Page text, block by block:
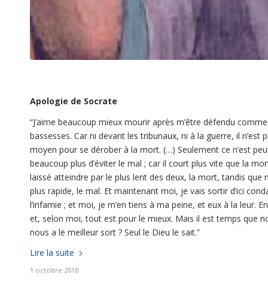
Apologie de Socrate
“J’aime beaucoup mieux mourir après m’être défendu
bassesses. Car ni devant les tribunaux, ni à la guerre, il
moyen pour se dérober à la mort. (…) Seulement ce n’est
beaucoup plus d’éviter le mal ; car il court plus vite que la
laissé atteindre par le plus lent des deux, la mort, tandis
plus rapide, le mal. Et maintenant moi, je vais sortir d’ici
l’infamie ; et moi, je m’en tiens à ma peine, et eux à la leur.
et, selon moi, tout est pour le mieux. Mais il est temps que
nous a le meilleur sort ? Seul le Dieu le sait.”
Lire la suite
1 octobre 2018